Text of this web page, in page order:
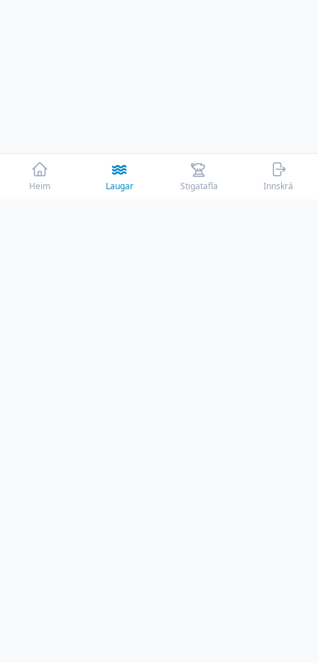
Heim Laugar Stigatafla Innskrá